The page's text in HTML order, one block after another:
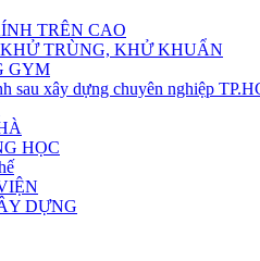
TRÊN CAO
TRÙNG, KHỬ KHUẨN
GYM
sau xây dựng chuyên nghiệp
HỌC
DỰNG